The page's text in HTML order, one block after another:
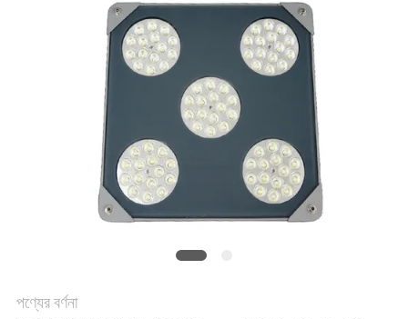
PRIVACY
পণ্যের বর্ণনা